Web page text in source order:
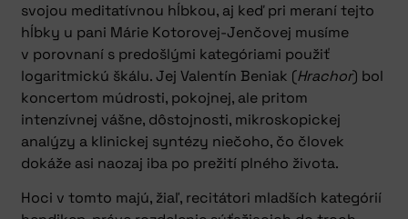
svojou meditatívnou hĺbkou, aj keď pri meraní tejto
hĺbky u pani Márie Kotorovej-Jenčovej musíme
v porovnaní s predošlými kategóriami použiť
logaritmickú škálu. Jej Valentín Beniak (Hrachor) bol
koncertom múdrosti, pokojnej, ale pritom
intenzívnej vášne, dôstojnosti, mikroskopickej
analýzy a klinickej syntézy niečoho, čo človek
dokáže asi naozaj iba po prežití plného života.
Hoci v tomto majú, žiaľ, recitátori mladších kategórií